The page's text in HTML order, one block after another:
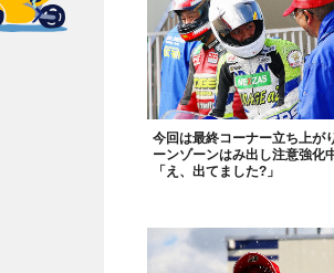
今回は最終コーナー立ち上が
ーンゾーンはみ出し注意強化
「え、出てました?」